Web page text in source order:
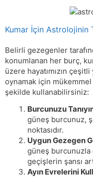
Kumar İçin Astrolojinin
Belirli gezegenler
konumlanan her burç,
üzere hayatımızın
oynamak için
şekilde kullanabilirsiniz:
Burcunuzu
güneş burcunuz,
noktasıdır.
Uygun Gezegen
güneş burcunuzla
geçişlerin şansı
Ayın Evrelerini